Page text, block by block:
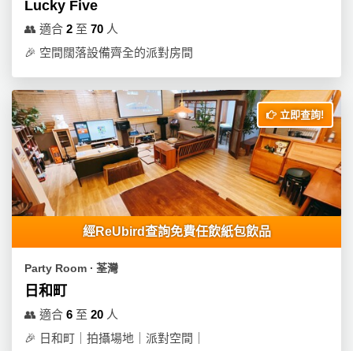
Lucky Five
👥 適合 2 至 70 人
🎉 空間闊落設備齊全的派對房間
立即查詢!
經ReUbird查詢免費任飲紙包飲品
Party Room ∙ 荃灣
日和町
👥 適合 6 至 20 人
🎉 日和町｜拍攝場地｜派對空間｜